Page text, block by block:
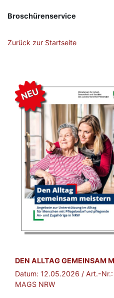
Broschürenservice
Zurück zur Startseite
NEU
BROSCHÜRE:
DEN ALLTAG GEMEINSAM
Datum: 12.05.2026 / Art.-Nr.:
MAGS NRW